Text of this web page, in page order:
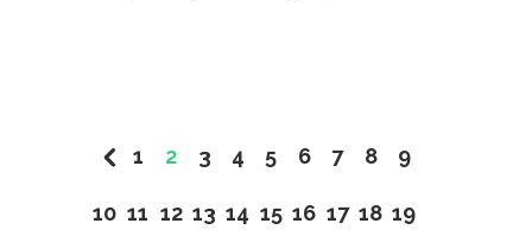
1 2 3 4 5 6 7 8 9
10 11 12 13 14 15 16 17 18 19